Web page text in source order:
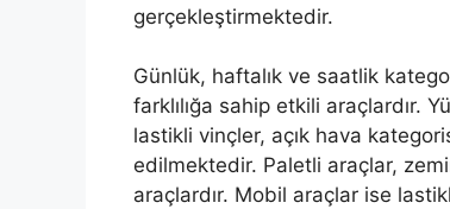
gerçekleştirmektedir.
Günlük, haftalık ve saatlik
farklılığa sahip etkili araçlardır.
lastikli vinçler, açık hava
edilmektedir. Paletli araçlar,
araçlardır. Mobil araçlar ise